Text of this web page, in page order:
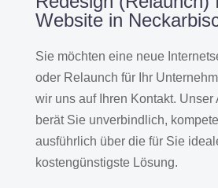
Website in
Sie möchten eine neue
oder Relaunch für Ihr
wir uns auf Ihren Kontakt. Unser
berät Sie unverbindlich,
ausführlich über die für Sie
kostengünstigste Lösung.